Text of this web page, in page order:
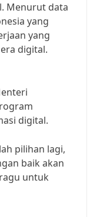
Menurut data
yang
yang
digital.
digital.
pilihan lagi,
baik akan
untuk